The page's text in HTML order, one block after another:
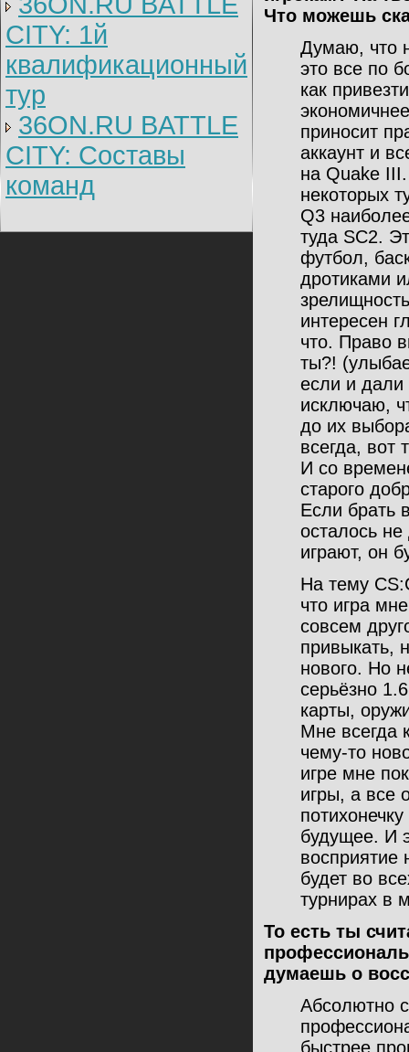
CITY: 1й
квалификационный
тур
36ON.RU BATTLE
CITY: Составы
команд
Что можешь
Думаю, что
это все по
как
приносит
аккаунт и
на Quake
некоторых
Q3
туда SC2.
футбол,
дротиками
интересен
что. Право
ты?!
если и
исключаю,
до их
всегда, вот
И со
старого
Если брать
осталось
играют, он
На тему
что игра
совсем
привыкать,
нового. Но
серьёзно
карты,
Мне всегда
чему-то
игре мне
игры, а все
будущее. И
восприятие
будет во
турнирах в
То есть ты
думаешь о
Абсолютно
быстрее